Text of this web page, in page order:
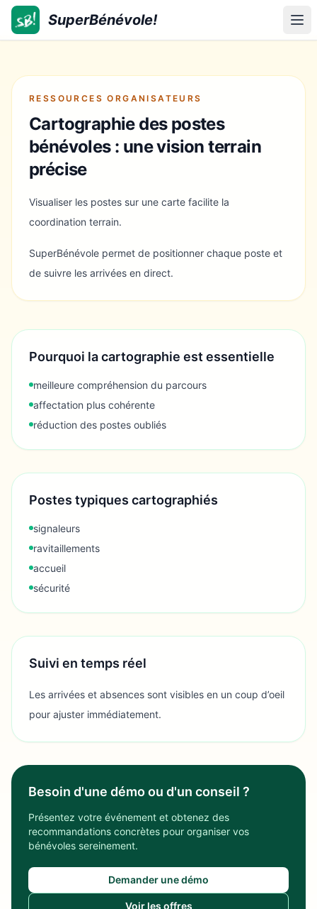
SuperBénévole!
SuperBénévole!
RESSOURCES ORGANISATEURS
Cartographie des postes
bénévoles : une vision terrain
précise
Visualiser les postes sur une carte facilite la
coordination terrain.
SuperBénévole permet de positionner chaque poste et
de suivre les arrivées en direct.
Pourquoi la cartographie est essentielle
meilleure compréhension du parcours
affectation plus cohérente
réduction des postes oubliés
Postes typiques cartographiés
signaleurs
ravitaillements
accueil
sécurité
Suivi en temps réel
Les arrivées et absences sont visibles en un coup d’oeil
pour ajuster immédiatement.
Besoin d'une démo ou d'un conseil ?
Présentez votre événement et obtenez des
recommandations concrètes pour organiser vos
bénévoles sereinement.
Demander une démo
Voir les offres